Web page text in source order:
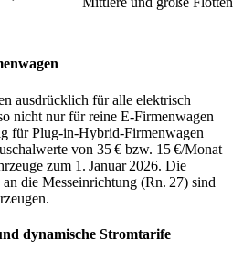
ausdrücklich für alle elektrisch
nicht nur für reine E-Firmenwagen
für Plug-in-Hybrid-Firmenwagen
von 35 € bzw. 15 €/Monat
zum 1. Januar 2026. Die
die Messeinrichtung (Rn. 27) sind
dynamische Stromtarife